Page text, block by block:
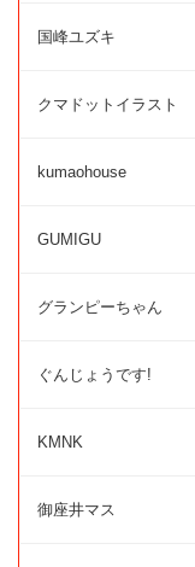
国峰ユズキ
クマドットイラスト
kumaohouse
GUMIGU
グランピーちゃん
ぐんじょうです!
KMNK
御座井マス